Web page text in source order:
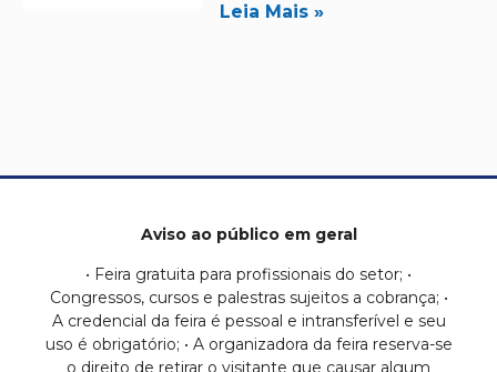
Leia Mais »
Aviso ao público em geral
• Feira gratuita para profissionais do setor; •
Congressos, cursos e palestras sujeitos a cobrança; •
A credencial da feira é pessoal e intransferível e seu
uso é obrigatório; • A organizadora da feira reserva-se
o direito de retirar o visitante que causar algum